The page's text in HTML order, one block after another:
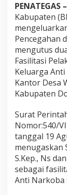
PENATEGAS –
Kabupaten
Pencegahan
mengutus
Fasilitasi
Keluarga
Kantor Desa
Kabupaten
Surat
Nomor:540/
tanggal 19
menugaskan
S.Kep., Ns
sebagai
Anti Narkoba